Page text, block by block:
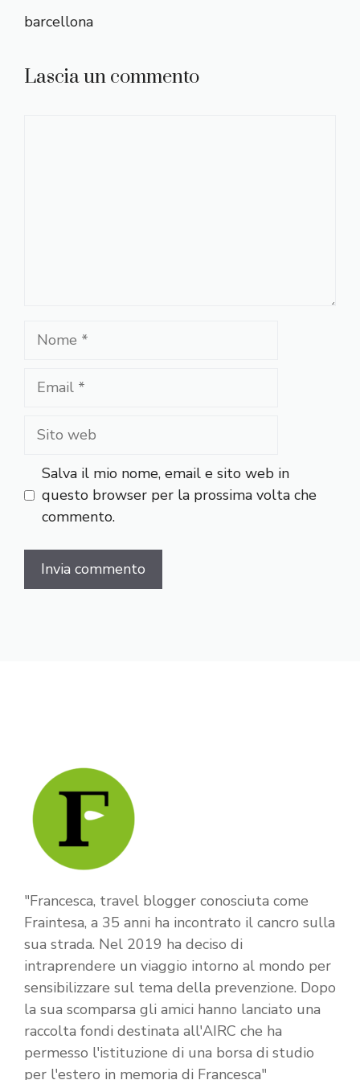
barcellona
Lascia un commento
Nome
Email
Sito
Salva il mio nome, email e sito web in
questo browser per la prossima volta che
commento.
"Francesca, travel blogger conosciuta come
Fraintesa, a 35 anni ha incontrato il cancro sulla
sua strada. Nel 2019 ha deciso di
intraprendere un viaggio intorno al mondo per
sensibilizzare sul tema della prevenzione. Dopo
la sua scomparsa gli amici hanno lanciato una
raccolta fondi destinata all'AIRC che ha
permesso l'istituzione di una borsa di studio
per l'estero in memoria di Francesca"